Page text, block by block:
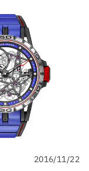
2016/11/22